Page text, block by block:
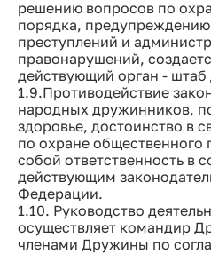
решению вопросов по
порядка,
преступлений и
правонарушений,
действующий орган -
1.9.Противодействие
народных дружинников,
здоровье, достоинство в
по охране общественного
собой ответственность в
действующим
Федерации.
1.10. Руководство
осуществляет командир
членами Дружины по